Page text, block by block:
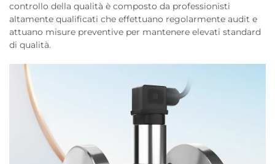
controllo della qualità è composto da professionisti
altamente qualificati che effettuano regolarmente audit e
attuano misure preventive per mantenere elevati standard
di qualità.